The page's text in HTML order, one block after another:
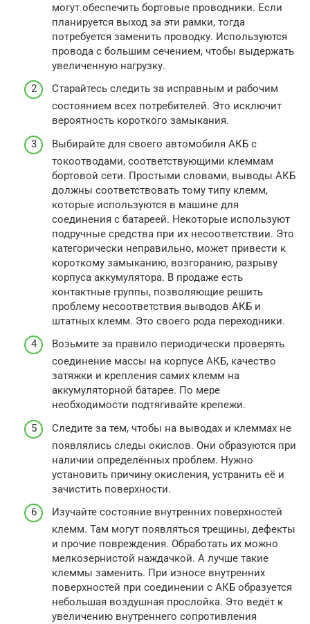
могут обеспечить бортовые проводники. Если
планируется выход за эти рамки, тогда
потребуется заменить проводку. Используются
провода с большим сечением, чтобы выдержать
увеличенную нагрузку.
Старайтесь следить за исправным и рабочим
состоянием всех потребителей. Это исключит
вероятность короткого замыкания.
Выбирайте для своего автомобиля АКБ с
токоотводами, соответствующими клеммам
бортовой сети. Простыми словами, выводы АКБ
должны соответствовать тому типу клемм,
которые используются в машине для
соединения с батареей. Некоторые используют
подручные средства при их несоответствии. Это
категорически неправильно, может привести к
короткому замыканию, возгоранию, разрыву
корпуса аккумулятора. В продаже есть
контактные группы, позволяющие решить
проблему несоответствия выводов АКБ и
штатных клемм. Это своего рода переходники.
Возьмите за правило периодически проверять
соединение массы на корпусе АКБ, качество
затяжки и крепления самих клемм на
аккумуляторной батарее. По мере
необходимости подтягивайте крепежи.
Следите за тем, чтобы на выводах и клеммах не
появлялись следы окислов. Они образуются при
наличии определённых проблем. Нужно
установить причину окисления, устранить её и
зачистить поверхности.
Изучайте состояние внутренних поверхностей
клемм. Там могут появляться трещины, дефекты
и прочие повреждения. Обработать их можно
мелкозернистой наждачкой. А лучше такие
клеммы заменить. При износе внутренних
поверхностей при соединении с АКБ образуется
небольшая воздушная прослойка. Это ведёт к
увеличению внутреннего сопротивления